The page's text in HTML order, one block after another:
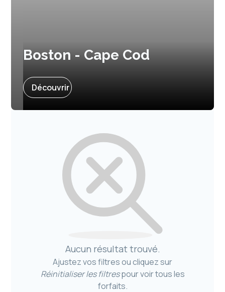
Boston - Cape Cod
Prochain départ :
Découvrir
Aucun résultat trouvé.
Ajustez vos filtres ou cliquez sur
Réinitialiser les filtrespour voir tous les
forfaits.